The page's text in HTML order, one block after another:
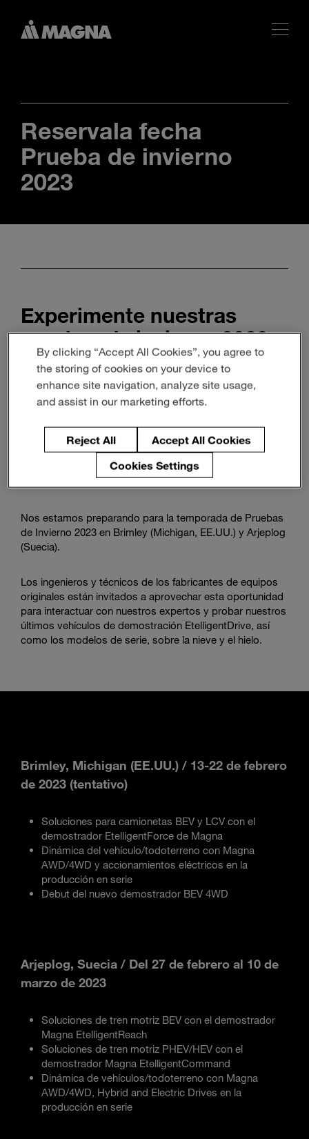
Enter
search
terms
Reservala fecha
Prueba de invierno
2023
Experimente nuestras
pruebas de invierno 2023
de Magna y déjese inspirar
por nuestros últimos
vehículos y tecnologías.
2 continentes, 2 lugares, 1 equipo Magna
Nos estamos preparando para la temporada de Pruebas
de Invierno 2023 en Brimley (Michigan, EE.UU.) y Arjeplog
(Suecia).
Los ingenieros y técnicos de los fabricantes de equipos
originales están invitados a aprovechar esta oportunidad
para interactuar con nuestros expertos y probar nuestros
últimos vehículos de demostración EtelligentDrive, así
como los modelos de serie, sobre la nieve y el hielo.
Brimley, Michigan (EE.UU.) / 13-22 de febrero
de 2023 (tentativo)
Soluciones para camionetas BEV y LCV con el
demostrador EtelligentForce de Magna
Dinámica del vehículo/todoterreno con Magna
AWD/4WD y accionamientos eléctricos en la
producción en serie
Debut del nuevo demostrador BEV 4WD
Arjeplog, Suecia / Del 27 de febrero al 10 de
marzo de 2023
Soluciones de tren motriz BEV con el demostrador
Magna EtelligentReach
Soluciones de tren motriz PHEV/HEV con el
demostrador Magna EtelligentCommand
Dinámica de vehículos/todoterreno con Magna
AWD/4WD, Hybrid and Electric Drives en la
producción en serie
By clicking “Accept All Cookies”, you agree to
the storing of cookies on your device to
enhance site navigation, analyze site usage,
and assist in our marketing efforts.
Reject All
Accept All Cookies
Cookies Settings